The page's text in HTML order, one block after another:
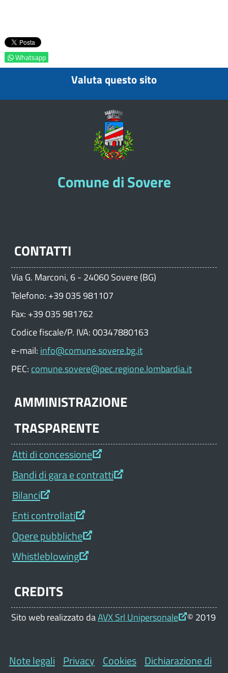
Whatsapp
Valuta questo sito
Comune di Sovere
CONTATTI
Via G. Marconi, 6 - 24060 Sovere (BG)
Telefono: +39 035 981107
Fax: +39 035 981762
Codice fiscale/P. IVA: 00347880163
e-mail: info@comune.sovere.bg.it
PEC: comune.sovere@pec.regione.lombardia.it
AMMINISTRAZIONE
TRASPARENTE
Atti di concessione
Bandi di gara e contratti
Bilanci
Enti controllati
Opere pubbliche
Whistleblowing
CREDITS
Sito web realizzato daAVX Srl Unipersonale © 2019
Note legali Privacy Cookies Dichiarazione di